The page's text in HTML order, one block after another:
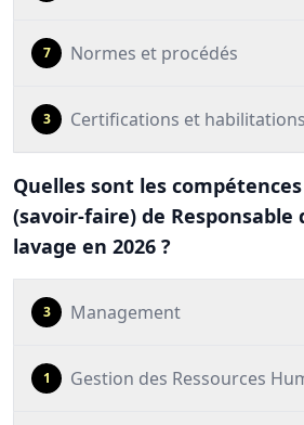
7 Normes et procédés
3 Certifications et habilitations
Quelles sont les
(savoir-faire) de Responsable
lavage en 2026 ?
3 Management
1 Gestion des Ressources